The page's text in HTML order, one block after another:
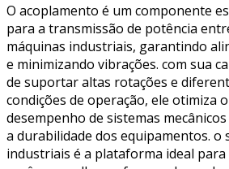
O acoplamento é um componente
para a transmissão de potência
máquinas industriais, garantindo
e minimizando vibrações. com sua
de suportar altas rotações e
condições de operação, ele otimiza o
desempenho de sistemas
a durabilidade dos equipamentos. o
industriais é a plataforma ideal